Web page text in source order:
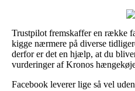
Trustpilot fremskaffer en række
kigge nærmere på diverse
derfor er det en hjælp, at du
vurderinger af Kronos
Facebook leverer lige så vel